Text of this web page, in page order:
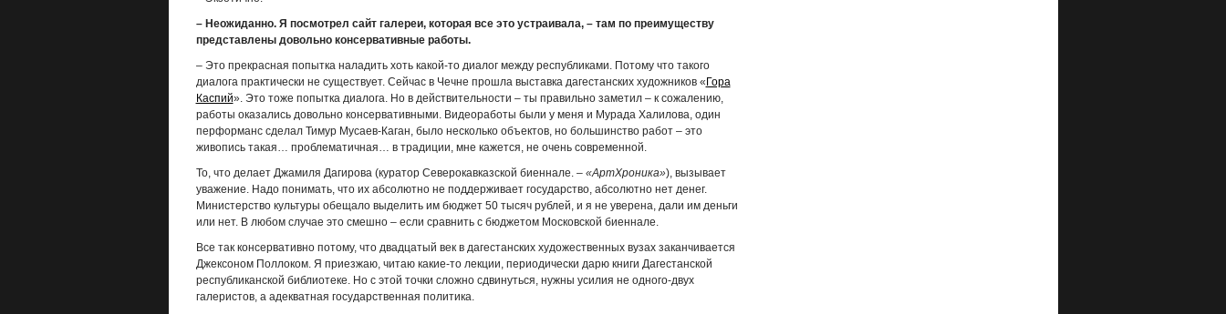
– Неожиданно. Я посмотрел сайт галереи, которая все это устраивала, – там по преимуществу
представлены довольно консервативные работы.
– Это прекрасная попытка наладить хоть какой-то диалог между республиками. Потому что такого
диалога практически не существует. Сейчас в Чечне прошла выставка дагестанских художников « Гора
Каспий». Это тоже попытка диалога. Но в действительности – ты правильно заметил – к сожалению,
работы оказались довольно консервативными. Видеоработы были у меня и Мурада Халилова, один
перформанс сделал Тимур Мусаев-Каган, было несколько объектов, но большинство работ – это
живопись такая… проблематичная… в традиции, мне кажется, не очень современной.
То, что делает Джамиля Дагирова (куратор Северокавказской биеннале. – «АртХроника»), вызывает
уважение. Надо понимать, что их абсолютно не поддерживает государство, абсолютно нет денег.
Министерство культуры обещало выделить им бюджет 50 тысяч рублей, и я не уверена, дали им деньги
или нет. В любом случае это смешно – если сравнить с бюджетом Московской биеннале.
Все так консервативно потому, что двадцатый век в дагестанских художественных вузах заканчивается
Джексоном Поллоком. Я приезжаю, читаю какие-то лекции, периодически дарю книги Дагестанской
республиканской библиотеке. Но с этой точки сложно сдвинуться, нужны усилия не одного-двух
галеристов, а адекватная государственная политика.